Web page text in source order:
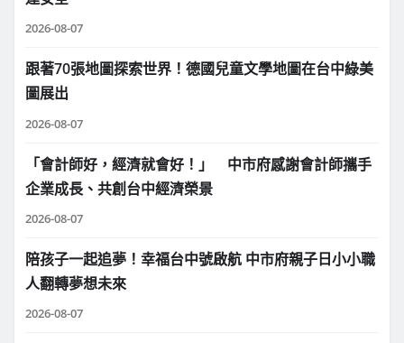
2026-08-07
跟著70張地圖探索世界！德國兒童文學地圖在台中綠美
圖展出
2026-08-07
「會計師好，經濟就會好！」 中市府感謝會計師攜手
企業成長、共創台中經濟榮景
2026-08-07
陪孩子一起追夢！幸福台中號啟航 中市府親子日小小職
人翻轉夢想未來
2026-08-07